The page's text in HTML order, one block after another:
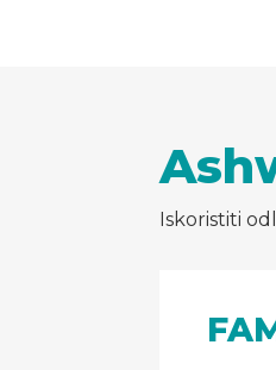
Iskoristiti